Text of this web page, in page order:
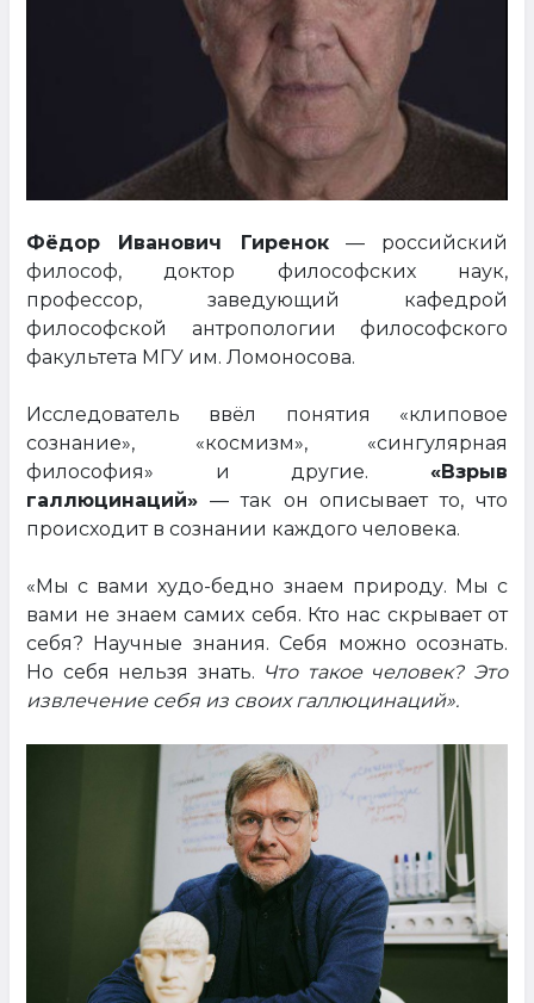
Фёдор Иванович Гиренок— российский
философ, доктор философских наук,
профессор, заведующий кафедрой
философской антропологии философского
факультета МГУ им. Ломоносова.
Исследователь ввёл понятия «клиповое
сознание», «космизм», «сингулярная
философия» и другие. «Взрыв
галлюцинаций» — так он описывает то, что
происходит в сознании каждого человека.
«Мы с вами худо-бедно знаем природу. Мы с
вами не знаем самих себя. Кто нас скрывает от
себя? Научные знания. Себя можно осознать.
Но себя нельзя знать. Что такое человек? Это
извлечение себя из своих галлюцинаций».